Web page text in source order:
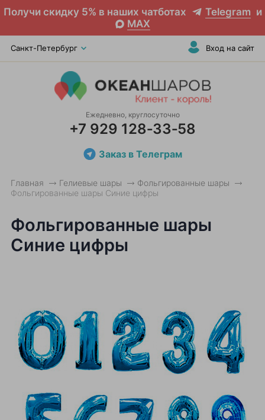
Получи скидку 5% в наших чатботах Telegram и
MAX
Санкт-Петербург Вход на сайт
Ежедневно, круглосуточно
+7 929 128‑33‑58
Заказ в Телеграм
Главная Гелиевые шары
Фольгированные шары
Фольгированные шары Синие цифры
Фольгированные шары
Синие цифры